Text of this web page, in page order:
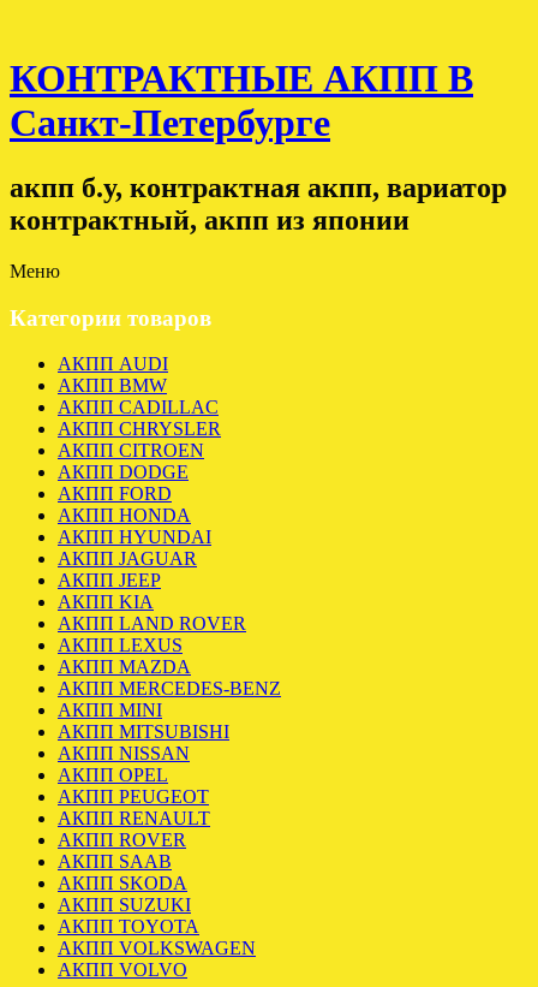
КОНТРАКТНЫЕ АКПП В
Санкт-Петербурге
акпп б.у, контрактная акпп, вариатор
контрактный, акпп из японии
Меню
Категории товаров
АКПП AUDI
АКПП BMW
АКПП CADILLAC
АКПП CHRYSLER
АКПП CITROEN
АКПП DODGE
АКПП FORD
АКПП HONDA
АКПП HYUNDAI
АКПП JAGUAR
АКПП JEEP
АКПП KIA
АКПП LAND ROVER
АКПП LEXUS
АКПП MAZDA
АКПП MERCEDES-BENZ
АКПП MINI
АКПП MITSUBISHI
АКПП NISSAN
АКПП OPEL
АКПП PEUGEOT
АКПП RENAULT
АКПП ROVER
АКПП SAAB
АКПП SKODA
АКПП SUZUKI
АКПП TOYOTA
АКПП VOLKSWAGEN
АКПП VOLVO